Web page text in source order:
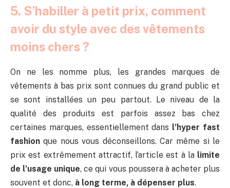
5. S’habiller à petit prix, comment
avoir du style avec des vêtements
moins chers ?
On ne les nomme plus, les grandes marques de
vêtements à bas prix sont connues du grand public et
se sont installées un peu partout. Le niveau de la
qualité des produits est parfois assez bas chez
certaines marques, essentiellement dans l’hyper fast
fashionque nous vous déconseillons. Car même si le
prix est extrêmement attractif, l’article est à la limite
de l’usage unique, ce qui vous poussera à acheter plus
souvent et donc, à long terme, à dépenser plus.